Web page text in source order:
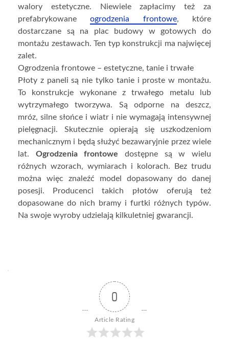
walory estetyczne. Niewiele zapłacimy też za
prefabrykowaneogrodzenia frontowe, które
dostarczane są na plac budowy w gotowych do
montażu zestawach. Ten typ konstrukcji ma najwięcej
zalet.
Ogrodzenia frontowe – estetyczne, tanie i trwałe
Płoty z paneli są nie tylko tanie i proste w montażu.
To konstrukcje wykonane z trwałego metalu lub
wytrzymałego tworzywa. Są odporne na deszcz,
mróz, silne słońce i wiatr i nie wymagają intensywnej
pielęgnacji. Skutecznie opierają się uszkodzeniom
mechanicznym i będą służyć bezawaryjnie przez wiele
lat. Ogrodzenia frontowe dostępne są w wielu
różnych wzorach, wymiarach i kolorach. Bez trudu
można więc znaleźć model dopasowany do danej
posesji. Producenci takich płotów oferują też
dopasowane do nich bramy i furtki różnych typów.
Na swoje wyroby udzielają kilkuletniej gwarancji.
0
Article Rating